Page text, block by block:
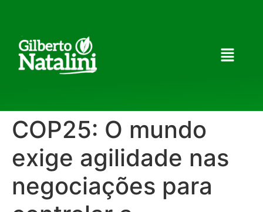
COP25: O mundo
exige agilidade nas
negociações para